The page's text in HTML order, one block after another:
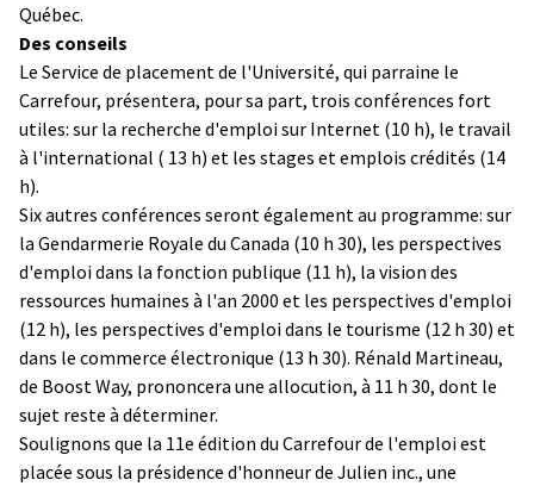
Québec.
Des conseils
Le Service de placement de l'Université, qui parraine le
Carrefour, présentera, pour sa part, trois conférences fort
utiles: sur la recherche d'emploi sur Internet (10 h), le travail
à l'international ( 13 h) et les stages et emplois crédités (14
h).
Six autres conférences seront également au programme: sur
la Gendarmerie Royale du Canada (10 h 30), les perspectives
d'emploi dans la fonction publique (11 h), la vision des
ressources humaines à l'an 2000 et les perspectives d'emploi
(12 h), les perspectives d'emploi dans le tourisme (12 h 30) et
dans le commerce électronique (13 h 30). Rénald Martineau,
de Boost Way, prononcera une allocution, à 11 h 30, dont le
sujet reste à déterminer.
Soulignons que la 11e édition du Carrefour de l'emploi est
placée sous la présidence d'honneur de Julien inc., une